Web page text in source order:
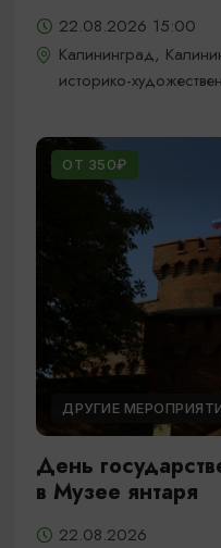
22.08.2026 15:00
Калининград,
историко-
ОТ 350₽
ДРУГИЕ
День
в Музее янтаря
22.08.2026